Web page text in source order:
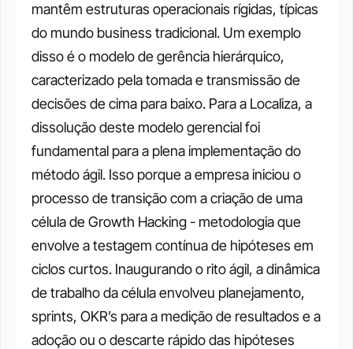
mantêm estruturas operacionais rígidas, típicas
do mundo business tradicional. Um exemplo
disso é o modelo de gerência hierárquico,
caracterizado pela tomada e transmissão de
decisões de cima para baixo. Para a Localiza, a
dissolução deste modelo gerencial foi
fundamental para a plena implementação do
método ágil. Isso porque a empresa iniciou o
processo de transição com a criação de uma
célula de Growth Hacking - metodologia que
envolve a testagem contínua de hipóteses em
ciclos curtos. Inaugurando o rito ágil, a dinâmica
de trabalho da célula envolveu planejamento,
sprints, OKR’s para a medição de resultados e a
adoção ou o descarte rápido das hipóteses